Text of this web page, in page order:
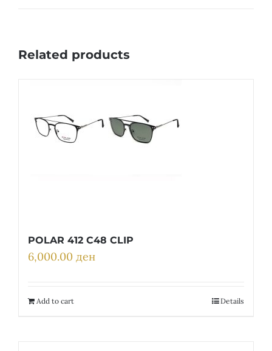
Related products
POLAR 412 C48 CLIP
6,000.00 ден
Add to cart Details